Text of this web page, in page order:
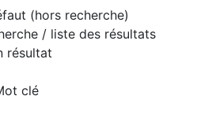
(hors recherche)
/ liste des résultats
résultat
clé